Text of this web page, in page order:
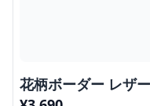
花柄ボーダー レザ